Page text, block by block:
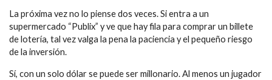
La próxima vez no lo piense dos veces. Si entra a un
supermercado “Publix” y ve que hay fila para comprar un billete
de lotería, tal vez valga la pena la paciencia y el pequeño riesgo
de la inversión.
Sí, con un solo dólar se puede ser millonario. Al menos un jugador